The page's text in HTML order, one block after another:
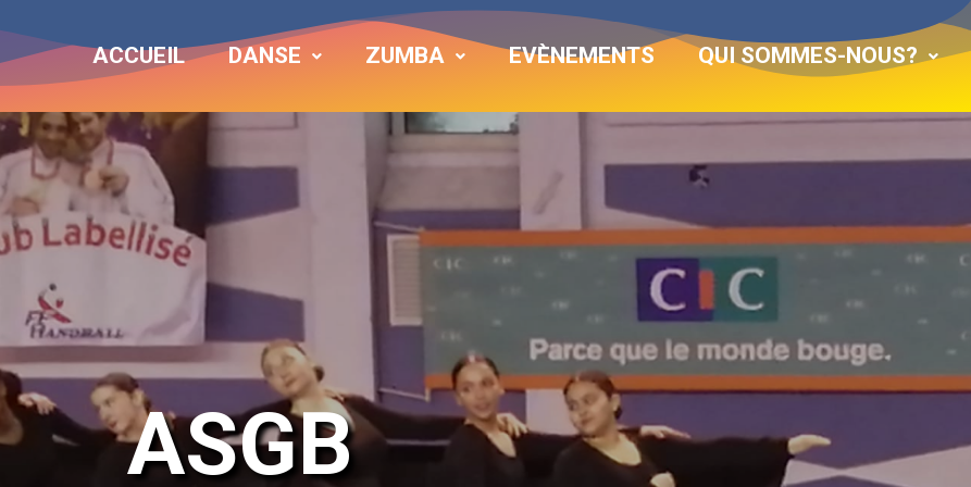
ACCUEIL DANSE ZUMBA EVÈNEMENTS QUI SOMMES-NOUS?
ASGB